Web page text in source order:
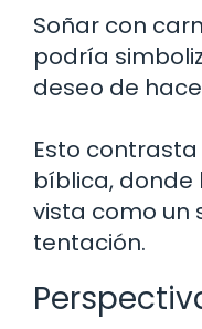
Soñar con
podría
deseo de
Esto
bíblica, donde
vista como un
tentación.